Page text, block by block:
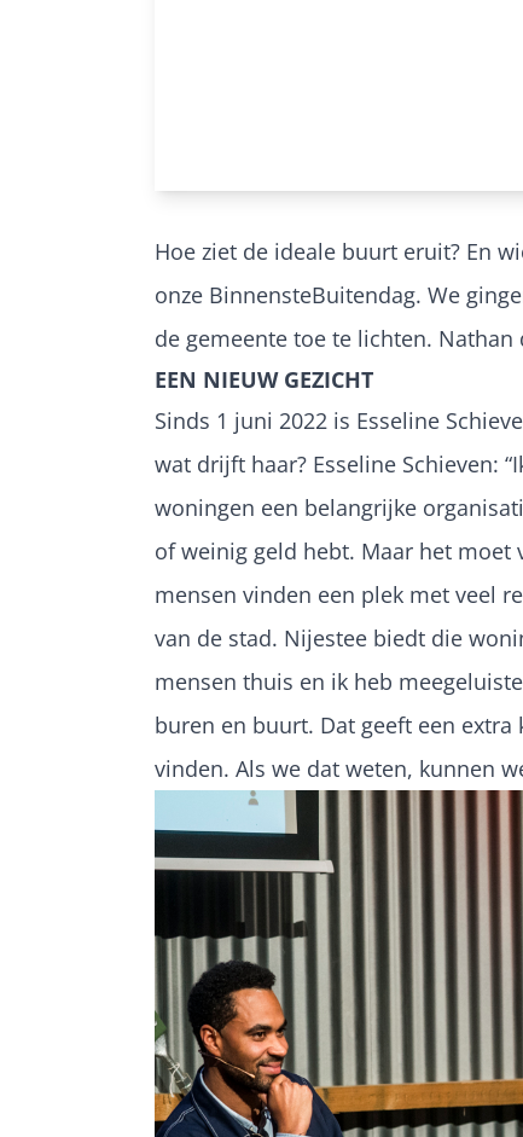
Hoe ziet de ideale buurt eruit? En
onze BinnensteBuitendag. We
de gemeente toe te lichten. Nathan
EEN NIEUW GEZICHT
Sinds 1 juni 2022 is Esseline
wat drijft haar? Esseline Schieven:
woningen een belangrijke
of weinig geld hebt. Maar het moet
mensen vinden een plek met veel
van de stad. Nijestee biedt die
mensen thuis en ik heb
buren en buurt. Dat geeft een
vinden. Als we dat weten, kunnen